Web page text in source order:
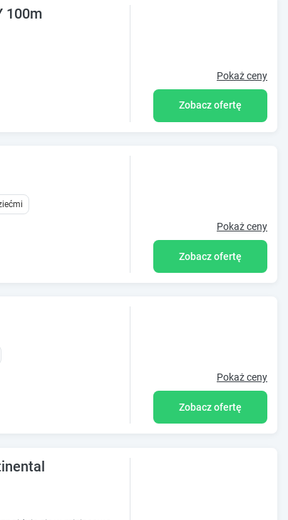
100m
Pokaż ceny
Zobacz ofertę
Pokaż ceny
Zobacz ofertę
Pokaż ceny
Zobacz ofertę